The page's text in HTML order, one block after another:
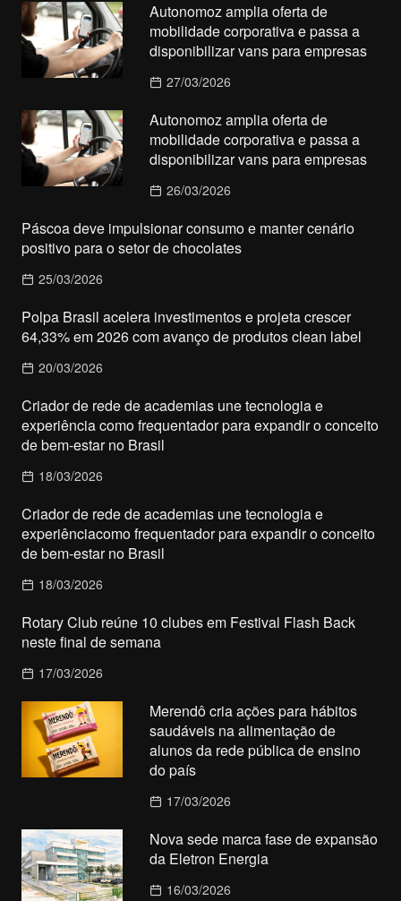
Autonomoz amplia oferta de
mobilidade corporativa e passa a
disponibilizar vans para empresas
27/03/2026
Autonomoz amplia oferta de
mobilidade corporativa e passa a
disponibilizar vans para empresas
26/03/2026
Páscoa deve impulsionar consumo e manter cenário
positivo para o setor de chocolates
25/03/2026
Polpa Brasil acelera investimentos e projeta crescer
64,33% em 2026 com avanço de produtos clean label
20/03/2026
Criador de rede de academias une tecnologia e
experiência como frequentador para expandir o conceito
de bem-estar no Brasil
18/03/2026
Criador de rede de academias une tecnologia e
experiênciacomo frequentador para expandir o conceito
de bem-estar no Brasil
18/03/2026
Rotary Club reúne 10 clubes em Festival Flash Back
neste final de semana
17/03/2026
Merendô cria ações para hábitos
saudáveis na alimentação de
alunos da rede pública de ensino
do país
17/03/2026
Nova sede marca fase de expansão
da Eletron Energia
16/03/2026